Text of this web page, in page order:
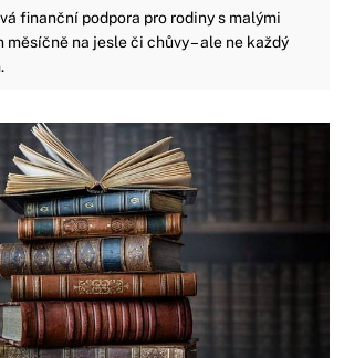
finanční podpora pro rodiny s malými
na jesle či chůvy – ale ne každý